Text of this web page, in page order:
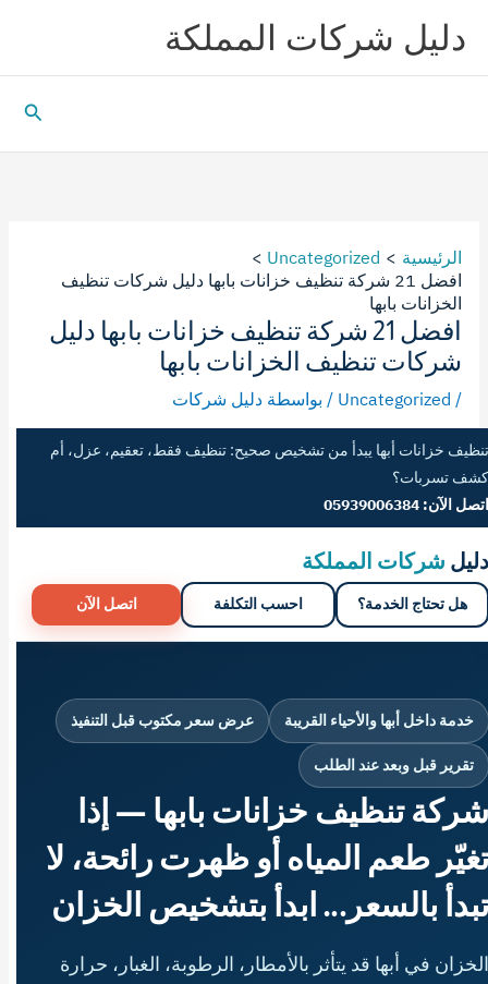
المحتوى
دليل شركات المملكة
الرئيسية
Uncategorized
افضل 21 شركة تنظيف خزانات بابها دليل شركات تنظيف
الخزانات بابها
افضل 21 شركة تنظيف خزانات بابها دليل
شركات تنظيف الخزانات بابها
/
Uncategorized / بواسطة دليل شركات
تنظيف خزانات أبها يبدأ من تشخيص صحيح: تنظيف فقط، تعقيم، عزل، أم
كشف تسربات؟
اتصل الآن: 05939006384
دليل شركات المملكة
هل تحتاج الخدمة؟ احسب التكلفة اتصل الآن
خدمة داخل أبها والأحياء القريبة
عرض سعر مكتوب قبل التنفيذ
تقرير قبل وبعد عند الطلب
شركة تنظيف خزانات بابها — إذا
تغيّر طعم المياه أو ظهرت رائحة، لا
تبدأ بالسعر… ابدأ بتشخيص الخزان
الخزان في أبها قد يتأثر بالأمطار، الرطوبة، الغبار، حرارة